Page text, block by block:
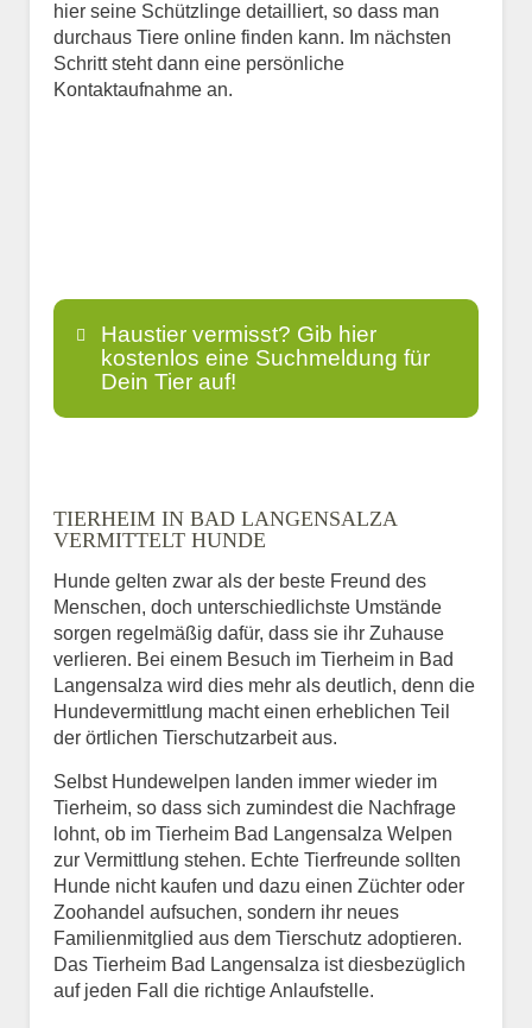
hier seine Schützlinge detailliert, so dass man
durchaus Tiere online finden kann. Im nächsten
Schritt steht dann eine persönliche
Kontaktaufnahme an.
Haustier vermisst? Gib hier
kostenlos eine Suchmeldung für
Dein Tier auf!
E-Mail*
Informationen über das
Tier.
Art des Tiers*
TIERHEIM IN BAD LANGENSALZA
VERMITTELT HUNDE
Hunde gelten zwar als der beste Freund des
Menschen, doch unterschiedlichste Umstände
sorgen regelmäßig dafür, dass sie ihr Zuhause
verlieren. Bei einem Besuch im Tierheim in Bad
Langensalza wird dies mehr als deutlich, denn die
Hundevermittlung macht einen erheblichen Teil
der örtlichen Tierschutzarbeit aus.
Selbst Hundewelpen landen immer wieder im
Tierheim, so dass sich zumindest die Nachfrage
lohnt, ob im Tierheim Bad Langensalza Welpen
zur Vermittlung stehen. Echte Tierfreunde sollten
Hunde nicht kaufen und dazu einen Züchter oder
Zoohandel aufsuchen, sondern ihr neues
Familienmitglied aus dem Tierschutz adoptieren.
Das Tierheim Bad Langensalza ist diesbezüglich
auf jeden Fall die richtige Anlaufstelle.